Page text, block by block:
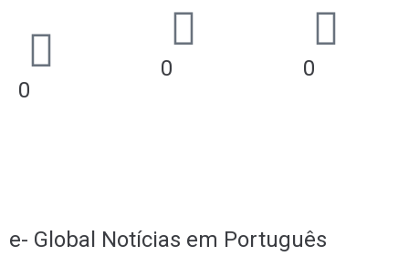
0
0 0
e- Global Notícias em Português